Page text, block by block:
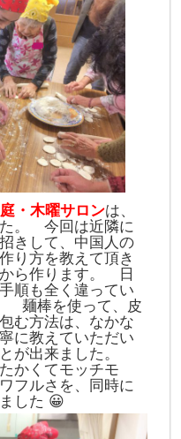
・木曜サロンは、
た。 今回は近隣に
きして、中国人の
り方を教えて頂き
ら作ります。 日
順も全く違ってい
麺棒を使って、皮
む方法は、なかな
に教えていただい
が出来ました。
かくてモッチモ
フルさを、同時に
した 😀